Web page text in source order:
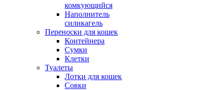
комкующийся
Наполнитель
силикагель
Переноски для кошек
Контейнера
Сумки
Клетки
Туалеты
Лотки для кошек
Совки